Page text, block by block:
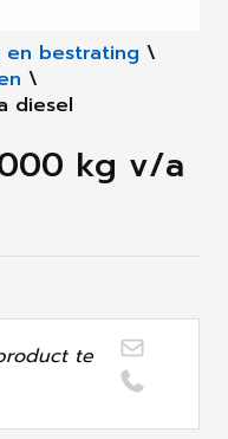
en bestrating \
\
diesel
kg v/a
te